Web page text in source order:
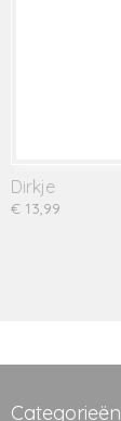
Dirkje
€ 13,99
Categorieën